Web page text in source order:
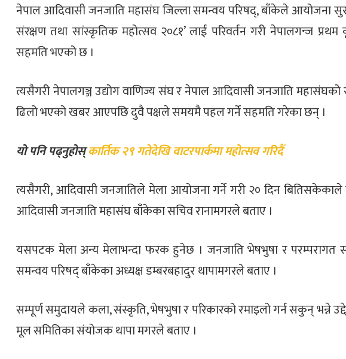
नेपाल आदिवासी जनजाति महासंघ जिल्ला समन्वय परिषद्, बाँकेले आयोजना सुरु
संरक्षण तथा सांस्कृतिक महोत्सव २०८१’ लाई परिवर्तन गरी नेपालगन्ज
सहमति भएको छ ।
त्यसैगरी नेपालगञ्ज उद्योग वाणिज्य संघ र नेपाल आदिवासी जनजाति
ढिलो भएको खबर आएपछि दुवै पक्षले समयमै पहल गर्ने सहमति गरेका छन् ।
यो पनि पढ्नुहोस्कार्तिक २९ गतेदेखि वाटरपार्कमा महोत्सव गरिदैँ
त्यसैगरी, आदिवासी जनजातिले मेला आयोजना गर्ने गरी २० दिन
आदिवासी जनजाति महासंघ बाँकेका सचिव रानामगरले बताए ।
यसपटक मेला अन्य मेलाभन्दा फरक हुनेछ । जनजाति भेषभुषा र
समन्वय परिषद् बाँकेका अध्यक्ष डम्बरबहादुर थापामगरले बताए ।
सम्पूर्ण समुदायले कला, संस्कृति, भेषभुषा र परिकारको रमाइलो गर्न सकुन् भन्ने
मूल समितिका संयोजक थापा मगरले बताए ।